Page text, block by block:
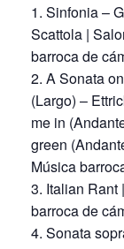
Sinfonia –
Scattola |
barroca de
A Sonata
(Largo) –
me in
green
Música
Italian Rant
barroca de
Sonata